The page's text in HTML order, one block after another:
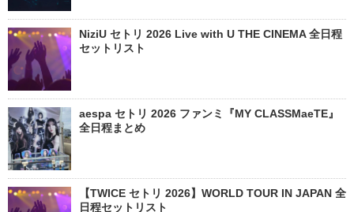
NiziU セトリ 2026 Live with U THE CINEMA 全日程
セットリスト
aespa セトリ 2026 ファンミ『MY CLASSMaeTE』
全日程まとめ
【TWICE セトリ 2026】WORLD TOUR IN JAPAN 全
日程セットリスト